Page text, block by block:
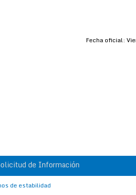
Fecha oficial:
de Información
de estabilidad